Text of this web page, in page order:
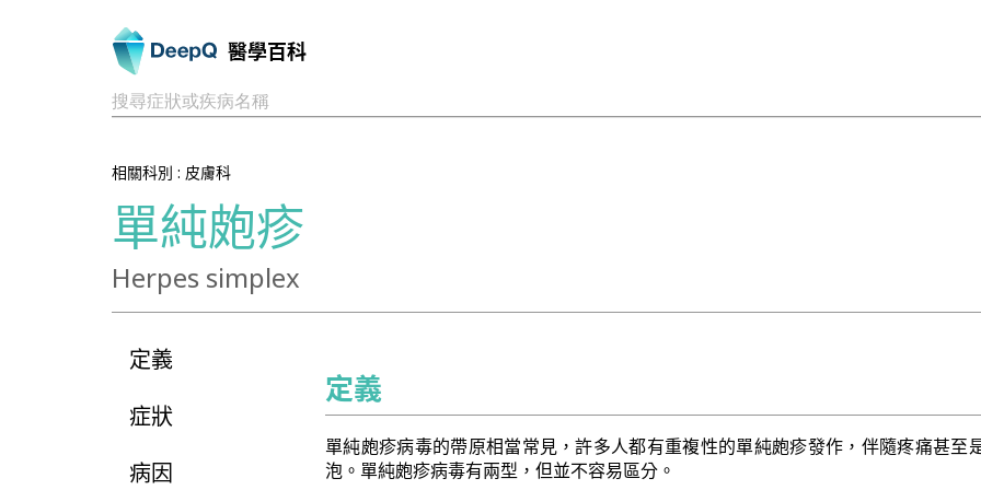
醫學百科
搜尋症狀或疾病名稱
相關科別 : 皮膚科
單純皰疹
Herpes simplex
定義
症狀
病因
定義
單純皰疹病毒的帶原相當常見，許多人都有重複性的單純皰疹發作，伴隨疼痛甚至
泡。單純皰疹病毒有兩型，但並不容易區分。